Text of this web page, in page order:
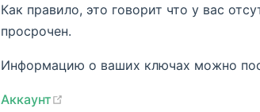
Как правило, это говорит что у вас
просрочен.
Информацию о ваших ключах можно
Аккаунт